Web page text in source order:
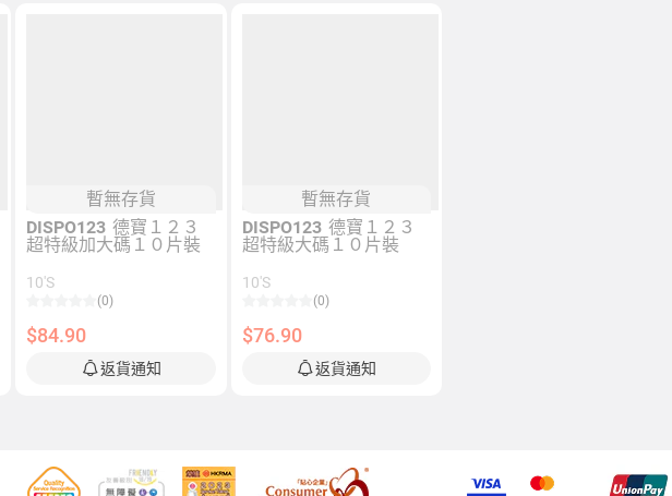
暫無存貨
DISPO123 德寶１２３
超特級加大碼１０片裝
10'S
(0)
$84.90
返貨通知
暫無存貨
DISPO123 德寶１２３
超特級大碼１０片裝
10'S
(0)
$76.90
返貨通知